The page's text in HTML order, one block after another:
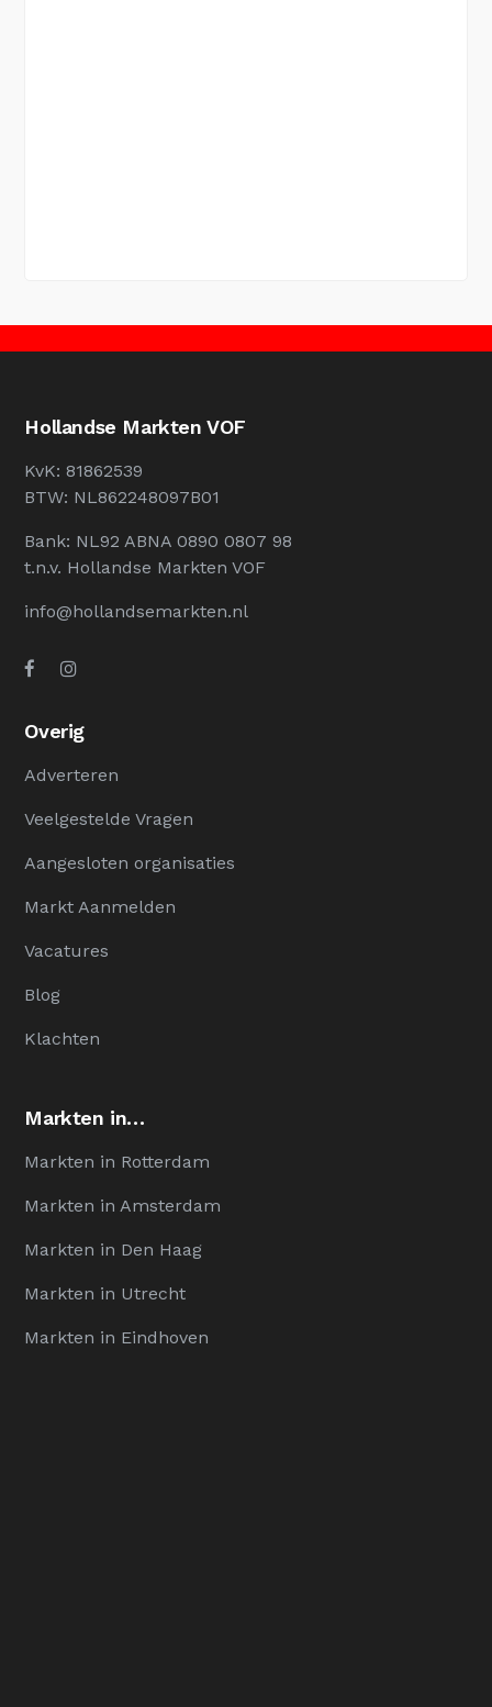
Hollandse Markten VOF
KvK: 81862539
BTW: NL862248097B01
Bank: NL92 ABNA 0890 0807 98
t.n.v. Hollandse Markten VOF
info@hollandsemarkten.nl
Overig
Adverteren
Veelgestelde Vragen
Aangesloten organisaties
Markt Aanmelden
Vacatures
Blog
Klachten
Markten in…
Markten in Rotterdam
Markten in Amsterdam
Markten in Den Haag
Markten in Utrecht
Markten in Eindhoven